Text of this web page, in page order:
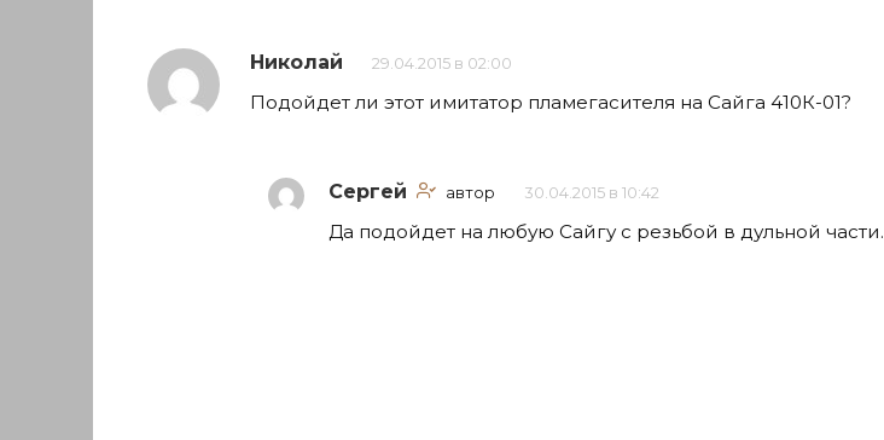
Николай 29.04.2015 в 02:00
Подойдет ли этот имитатор пламегасителя на Сайга 410К-01?
Сергей автор 30.04.2015 в 10:42
Да подойдет на любую Сайгу с резьбой в дульной части.